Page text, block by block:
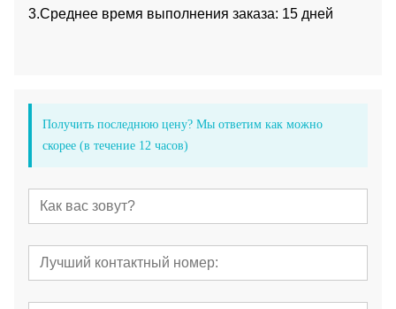
3.Среднее время выполнения заказа: 15 дней
Получить последнюю цену? Мы ответим как можно
скорее (в течение 12 часов)